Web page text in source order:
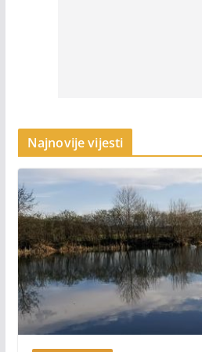
Najnovije vijesti